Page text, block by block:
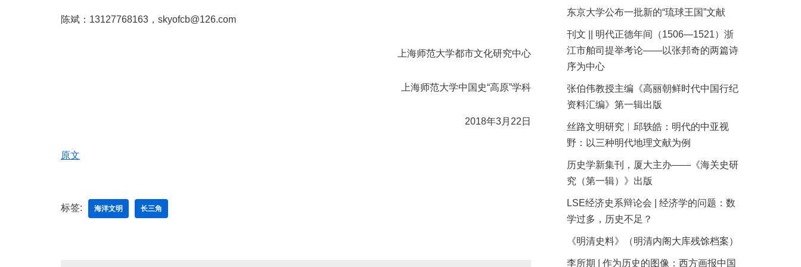
陈斌： 13127768163 ， skyofcb@126.com
上海师范大学都市文化研究中心
上海师范大学中国史“高原”学科
2018年3月 22 日
原文
标签: 海洋文明 长三角
东京大学公布一批新的“琉球王国”文献
刊文 || 明代正德年间（1506—1521）浙
江市舶司提举考论——以张邦奇的两篇诗
序为中心
张伯伟教授主编《高丽朝鲜时代中国行纪
资料汇编》第一辑出版
丝路文明研究︱邱轶皓：明代的中亚视
野：以三种明代地理文献为例
历史学新集刊，厦大主办——《海关史研
究（第一辑）》出版
LSE经济史系辩论会 | 经济学的问题：数
学过多，历史不足？
《明清史料》（明清内阁大库残馀档案）
李所期 | 作为历史的图像：西方画报中国